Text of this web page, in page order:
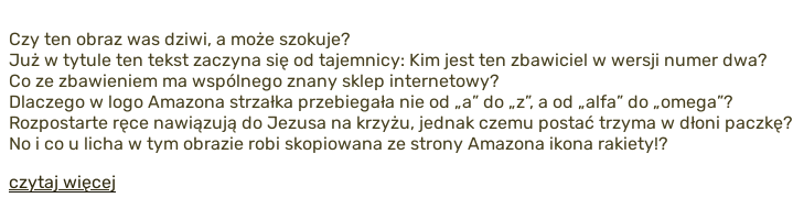
Czy ten obraz was dziwi, a może szokuje?
Już w tytule ten tekst zaczyna się od tajemnicy: Kim jest ten zbawiciel w wersji numer dwa?
Co ze zbawieniem ma wspólnego znany sklep internetowy?
Dlaczego w logo Amazona strzałka przebiegała nie od „a” do „z”, a od „alfa” do „omega”?
Rozpostarte ręce nawiązują do Jezusa na krzyżu, jednak czemu postać trzyma w dłoni paczkę?
No i co u licha w tym obrazie robi skopiowana ze strony Amazona ikona rakiety!?
czytaj więcej